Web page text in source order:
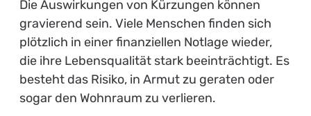
Die Auswirkungen von Kürzungen können
gravierend sein. Viele Menschen finden sich
plötzlich in einer finanziellen Notlage wieder,
die ihre Lebensqualität stark beeinträchtigt. Es
besteht das Risiko, in Armut zu geraten oder
sogar den Wohnraum zu verlieren.